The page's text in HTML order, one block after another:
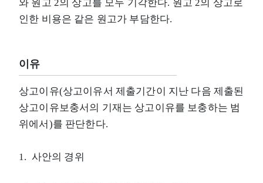
와 원고 2의 상고를 모두 기각한다. 원고 2의 상고로
인한 비용은 같은 원고가 부담한다.
이유
상고이유(상고이유서 제출기간이 지난 다음 제출된
상고이유보충서의 기재는 상고이유를 보충하는 범
위에서)를 판단한다.
1. 사안의 경위